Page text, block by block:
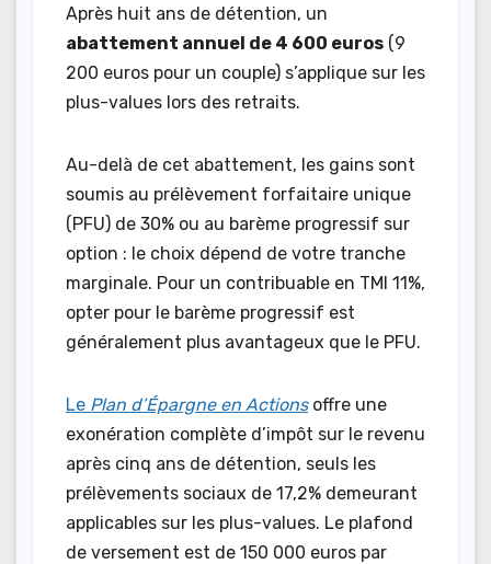
Après huit ans de détention, un
abattement annuel de 4 600 euros (9
200 euros pour un couple) s’applique sur les
plus-values lors des retraits.
Au-delà de cet abattement, les gains sont
soumis au prélèvement forfaitaire unique
(PFU) de 30% ou au barème progressif sur
option : le choix dépend de votre tranche
marginale. Pour un contribuable en TMI 11%,
opter pour le barème progressif est
généralement plus avantageux que le PFU.
Le Plan d’Épargne en Actionsoffre une
exonération complète d’impôt sur le revenu
après cinq ans de détention, seuls les
prélèvements sociaux de 17,2% demeurant
applicables sur les plus-values. Le plafond
de versement est de 150 000 euros par